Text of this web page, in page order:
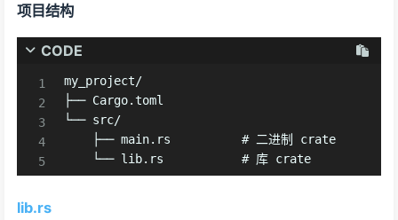
项目结构
CODE
my_project/
├── Cargo.toml
└── src/
    └── lib.rs           # 库 crate
lib.rs